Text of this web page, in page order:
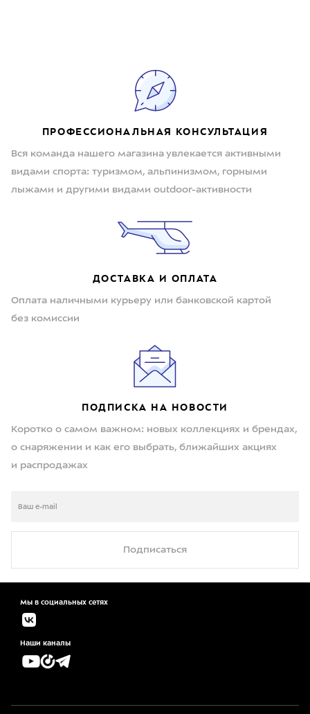
ПРОФЕССИОНАЛЬНАЯ КОНСУЛЬТАЦИЯ
Вся команда нашего магазина увлекается активными
видами спорта: туризмом, альпинизмом, горными
лыжами и другими видами outdoor-активности
ДОСТАВКА И ОПЛАТА
Оплата наличными курьеру или банковской картой
без комиссии
ПОДПИСКА НА НОВОСТИ
Коротко о самом важном: новых коллекциях и брендах,
о снаряжении и как его выбрать, ближайших акциях
и распродажах
Подписаться
Мы в социальных сетях
Наши каналы